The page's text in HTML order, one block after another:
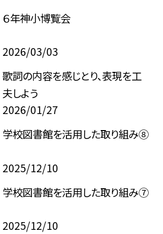
６年神小博覧会
2026/03/03
歌詞の内容を感じとり、表現を工
夫しよう
2026/01/27
学校図書館を活用した取り組み⑧
2025/12/10
学校図書館を活用した取り組み⑦
2025/12/10